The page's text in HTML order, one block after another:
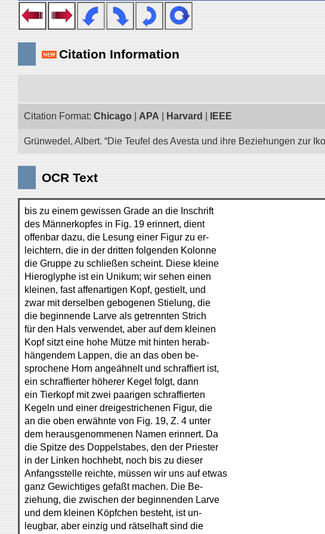
Citation Information
Citation Format: Chicago APA Harvard IEEE
Grünwedel, Albert. “Die Teufel des Avesta und ihre Beziehungen zur
OCR Text
bis zu einem gewissen Grade an die Inschrift
des Männerkopfes in Fig. 19 erinnert, dient
offenbar dazu, die Lesung einer Figur zu er-
leichtern, die in der dritten folgenden Kolonne
die Gruppe zu schließen scheint. Diese kleine
Hieroglyphe ist ein Unikum; wir sehen einen
kleinen, fast affenartigen Kopf, gestielt, und
zwar mit derselben gebogenen Stielung, die
die beginnende Larve als getrennten Strich
für den Hals verwendet, aber auf dem kleinen
Kopf sitzt eine hohe Mütze mit hinten herab-
hängendem Lappen, die an das oben be-
sprochene Horn angeähnelt und schraffiert ist,
ein schraffierter höherer Kegel folgt, dann
ein Tierkopf mit zwei paarigen schraffierten
Kegeln und einer dreigestrichenen Figur, die
an die oben erwähnte von Fig. 19, Z. 4 unter
dem herausgenommenen Namen erinnert. Da
die Spitze des Doppelstabes, den der Priester
in der Linken hochhebt, noch bis zu dieser
Anfangsstelle reichte, müssen wir uns auf etwas
ganz Gewichtiges gefaßt machen. Die Be-
ziehung, die zwischen der beginnenden Larve
und dem kleinen Köpfchen besteht, ist un-
leugbar, aber einzig und rätselhaft sind die